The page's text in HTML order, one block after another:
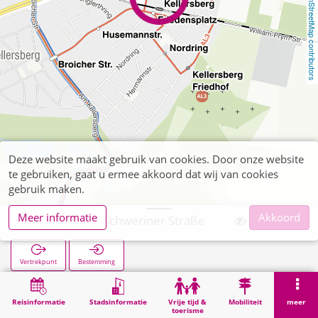
OpenStreetMap contributors
Reisinformatie Stadsinformatie
Vrije tijd &
toerisme
Mobiliteit meer
Siedlung Ost Schweriner Straße
Vertrekpunt Bestemming
Zoekopracht Siedlung Ost Schweriner Straße
Deze website maakt gebruik van cookies. Door onze website
te gebruiken, gaat u ermee akkoord dat wij van cookies
gebruik maken.
Meer informatie
Akkoord